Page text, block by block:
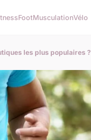
FootMusculationVélo
les plus populaires ?